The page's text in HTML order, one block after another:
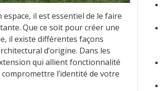
il est essentiel de le faire
Que ce soit pour créer une
il existe différentes façons
d’origine. Dans les
qui allient fonctionnalité
l’identité de votre